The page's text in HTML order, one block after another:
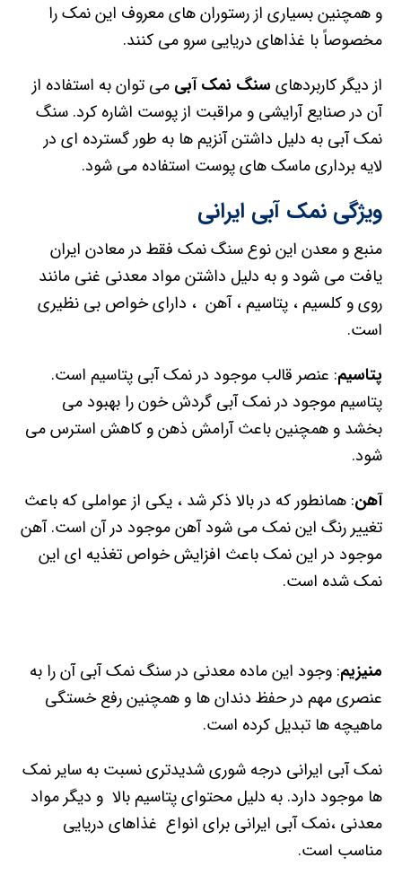
و همچنین بسیاری از رستوران های معروف این نمک را
مخصوصاً با غذاهای دریایی سرو می کنند.
از دیگر کاربردهای سنگ نمک آبی می توان به استفاده از
آن در صنایع آرایشی و مراقبت از پوست اشاره کرد. سنگ
نمک آبی به دلیل داشتن آنزیم ها به طور گسترده ای در
لایه برداری ماسک های پوست استفاده می شود.
ویژگی نمک آبی ایرانی
منبع و معدن این نوع سنگ نمک فقط در معادن ایران
یافت می شود و به دلیل داشتن مواد معدنی غنی مانند
روی و کلسیم ، پتاسیم ، آهن ، دارای خواص بی نظیری
است.
پتاسیم: عنصر قالب موجود در نمک آبی پتاسیم است.
پتاسیم موجود در نمک آبی گردش خون را بهبود می
بخشد و همچنین باعث آرامش ذهن و کاهش استرس می
شود.
آهن: همانطور که در بالا ذکر شد ، یکی از عواملی که باعث
تغییر رنگ این نمک می شود آهن موجود در آن است. آهن
موجود در این نمک باعث افزایش خواص تغذیه ای این
نمک شده است.
منیزیم: وجود این ماده معدنی در سنگ نمک آبی آن را به
عنصری مهم در حفظ دندان ها و همچنین رفع خستگی
ماهیچه ها تبدیل کرده است.
نمک آبی ایرانی درجه شوری شدیدتری نسبت به سایر نمک
ها موجود دارد. به دلیل محتوای پتاسیم بالا و دیگر مواد
معدنی ،نمک آبی ایرانی برای انواع غذاهای دریایی
مناسب است.